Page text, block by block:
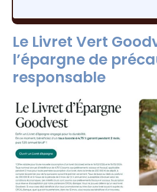
Le Livret Vert
l’épargne de
responsable